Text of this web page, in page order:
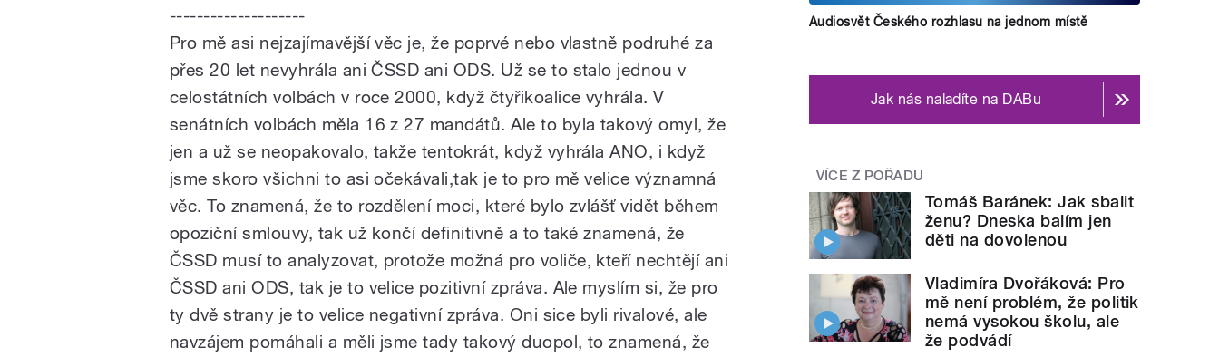
--------------------
Pro mě asi nejzajímavější věc je, že poprvé nebo vlastně podruhé za
přes 20 let nevyhrála ani ČSSD ani ODS. Už se to stalo jednou v
celostátních volbách v roce 2000, když čtyřikoalice vyhrála. V
senátních volbách měla 16 z 27 mandátů. Ale to byla takový omyl, že
jen a už se neopakovalo, takže tentokrát, když vyhrála ANO, i když
jsme skoro všichni to asi očekávali,tak je to pro mě velice významná
věc. To znamená, že to rozdělení moci, které bylo zvlášť vidět během
opoziční smlouvy, tak už končí definitivně a to také znamená, že
ČSSD musí to analyzovat, protože možná pro voliče, kteří nechtějí ani
ČSSD ani ODS, tak je to velice pozitivní zpráva. Ale myslím si, že pro
ty dvě strany je to velice negativní zpráva. Oni sice byli rivalové, ale
navzájem pomáhali a měli jsme tady takový duopol, to znamená, že
Audiosvět Českého rozhlasu na jednom místě
Jak nás naladíte na DABu
VÍCE Z POŘADU
Tomáš Baránek: Jak sbalit
ženu? Dneska balím jen
děti na dovolenou
Vladimíra Dvořáková: Pro
mě není problém, že politik
nemá vysokou školu, ale
že podvádí